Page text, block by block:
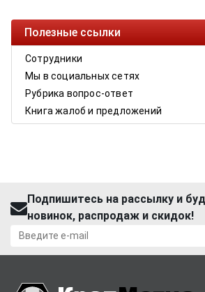
Полезные ссылки
Сотрудники
Мы в социальных сетях
Рубрика вопрос-ответ
Книга жалоб и предложений
Подпишитесь на рассылку и
новинок, распродаж и скидок!